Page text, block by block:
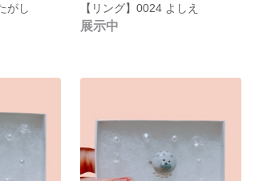
がし 【リング】0024 よしえ
展示中